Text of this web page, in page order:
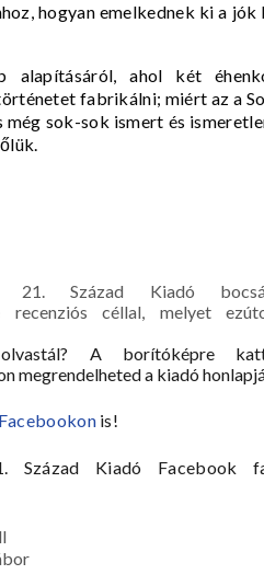
hogyan emelkednek ki a jók
ahol két
fabrikálni; miért az a
sok-sok ismert és
Század Kiadó
recenziós céllal, melyet
A borítóképre
megrendelheted a kiadó
Facebookonis!
Kiadó Facebook